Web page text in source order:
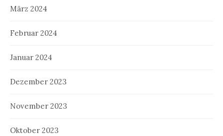
März 2024
Februar 2024
Januar 2024
Dezember 2023
November 2023
Oktober 2023